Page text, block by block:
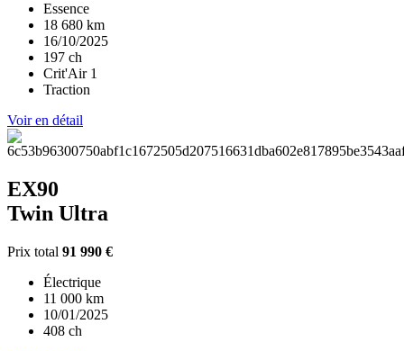
Essence
18 680 km
16/10/2025
197 ch
Crit'Air 1
Traction
Voir en détail
EX90
Twin Ultra
Prix total 91 990 €
Électrique
11 000 km
10/01/2025
408 ch